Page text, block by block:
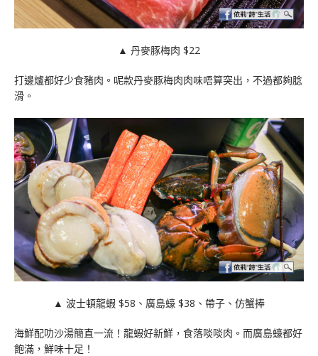
▲ 丹麥豚梅肉 $22
打邊爐都好少食豬肉。呢款丹麥豚梅肉肉味唔算突出，不過都夠腍
滑。
▲ 波士頓龍蝦 $58、廣島蠔 $38、帶子、仿蟹捧
海鮮配叻沙湯簡直一流！龍蝦好新鮮，食落啖啖肉。而廣島蠔都好
飽滿，鮮味十足！